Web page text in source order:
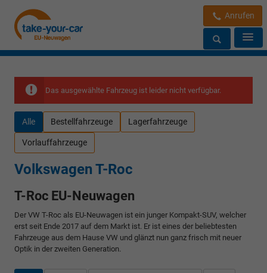
Anrufen
Das ausgewählte Fahrzeug ist leider nicht verfügbar.
Alle Bestellfahrzeuge Lagerfahrzeuge
Vorlauffahrzeuge
Volkswagen T-Roc
T-Roc EU-Neuwagen
Der VW T-Roc als EU-Neuwagen ist ein junger Kompakt-SUV, welcher
erst seit Ende 2017 auf dem Markt ist. Er ist eines der beliebtesten
Fahrzeuge aus dem Hause VW und glänzt nun ganz frisch mit neuer
Optik in der zweiten Generation.